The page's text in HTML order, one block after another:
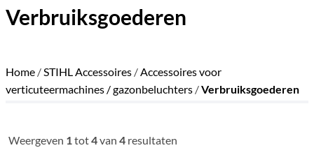
Verbruiksgoederen
Home /STIHL Accessoires /Accessoires voor
verticuteermachines / gazonbeluchters /Verbruiksgoederen
Weergeven 1tot4van 4 resultaten